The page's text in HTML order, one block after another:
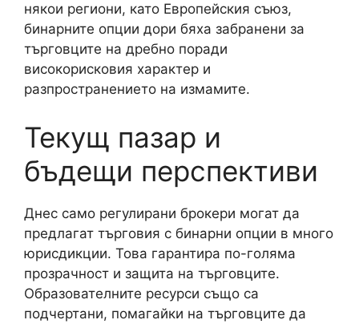
някои региони, като Европейския съюз,
бинарните опции дори бяха забранени за
търговците на дребно поради
високорисковия характер и
разпространението на измамите.
Текущ пазар и
бъдещи перспективи
Днес само регулирани брокери могат да
предлагат търговия с бинарни опции в много
юрисдикции. Това гарантира по-голяма
прозрачност и защита на търговците.
Образователните ресурси също са
подчертани, помагайки на търговците да